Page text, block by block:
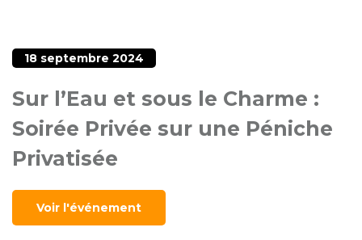
18 septembre 2024
Sur l’Eau et sous le Charme :
Soirée Privée sur une Péniche
Privatisée
Voir l'événement